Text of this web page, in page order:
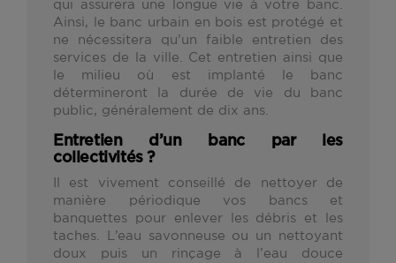
qui assurera une longue vie à votre banc.
Ainsi, le banc urbain en bois est protégé et
ne nécessitera qu’un faible entretien des
services de la ville. Cet entretien ainsi que
le milieu où est implanté le banc
détermineront la durée de vie du banc
public, généralement de dix ans.
Entretien d’un banc par les
collectivités ?
Il est vivement conseillé de nettoyer de
manière périodique vos bancs et
banquettes pour enlever les débris et les
taches. L’eau savonneuse ou un nettoyant
doux puis un rinçage à l’eau douce